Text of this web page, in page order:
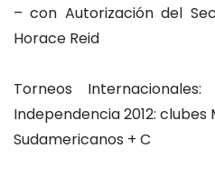
– con Autorización del
Horace Reid
Torneos
Independencia 2012: clubes
Sudamericanos + C